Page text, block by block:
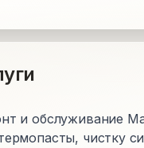
и обслуживание
чистку